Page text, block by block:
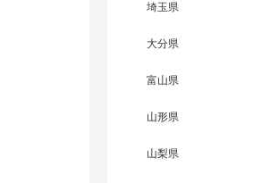
埼玉県
大分県
富山県
山形県
山梨県